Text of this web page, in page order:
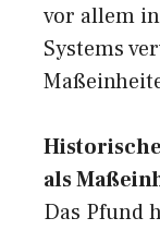
vor allem
Systems
als
Das Pfund